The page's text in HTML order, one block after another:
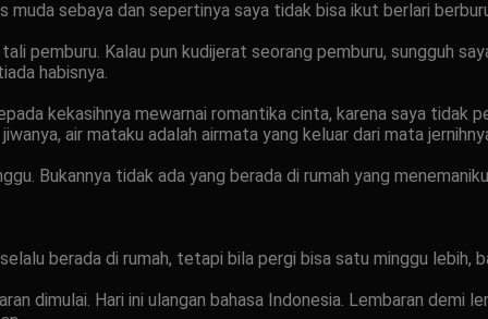
sebaya dan sepertinya saya tidak bisa ikut berlari
pemburu. Kalau pun kudijerat seorang pemburu, sungguh
habisnya.
kekasihnya mewarnai romantika cinta, karena saya tidak
air mataku adalah airmata yang keluar dari mata
Bukannya tidak ada yang berada di rumah yang
berada di rumah, tetapi bila pergi bisa satu minggu lebih,
dimulai. Hari ini ulangan bahasa Indonesia. Lembaran demi